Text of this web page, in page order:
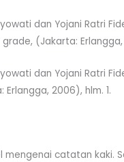
dan Yojani Ratri
(Jakarta: Erlangga,
dan Yojani Ratri
2006), hlm. 1.
mengenai catatan kaki.